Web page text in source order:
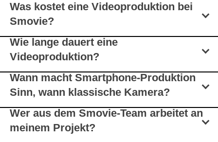
Was kostet eine Videoproduktion bei
Smovie?
Wie lange dauert eine
Videoproduktion?
Wann macht Smartphone-Produktion
Sinn, wann klassische Kamera?
Wer aus dem Smovie-Team arbeitet an
meinem Projekt?